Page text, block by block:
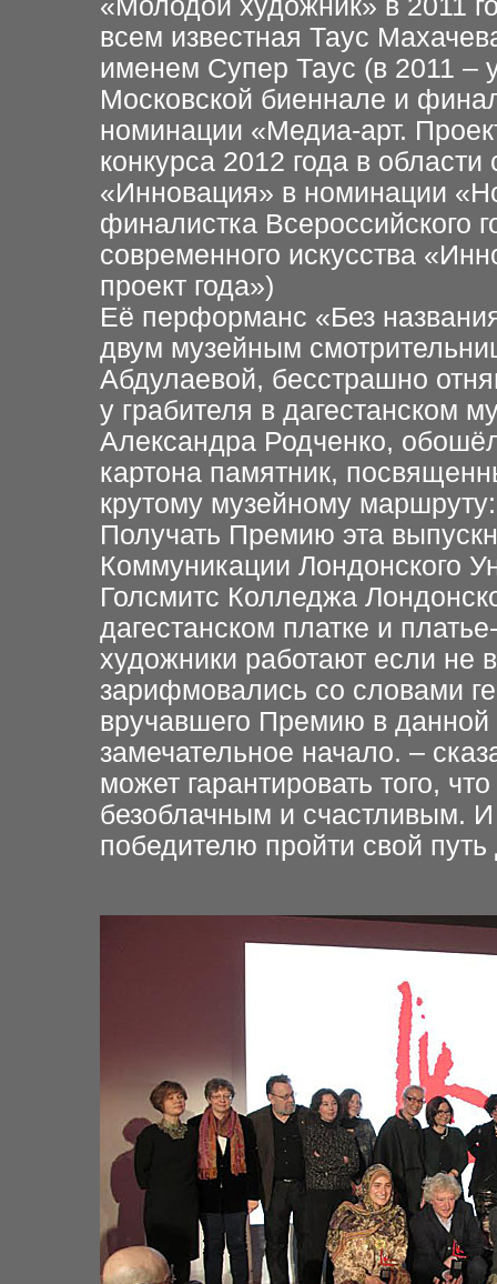
«Молодой художник» в 2011
всем известная Таус
именем Супер Таус (в 2011 –
Московской биеннале и
номинации «Медиа-арт.
конкурса 2012 года в области
«Инновация» в номинации
финалистка Всероссийского
современного искусства
проект года»)
Её перформанс «Без
двум музейным
Абдулаевой, бесстрашно
у грабителя в дагестанском
Александра Родченко,
картона памятник,
крутому музейному
Получать Премию эта
Коммуникации Лондонского
Голсмитс Колледжа
дагестанском платке и
художники работают если не
зарифмовались со словами
вручавшего Премию в
замечательное начало. –
может гарантировать того,
безоблачным и счастливым.
победителю пройти свой